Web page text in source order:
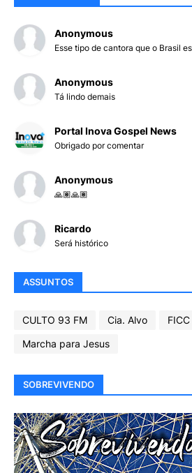
Anonymous
Esse tipo de cantora que o Brasil
Anonymous
Tá lindo demais
Portal Inova Gospel News
Obrigado por comentar
Anonymous
🙏🏽🙏🏽
Ricardo
Será histórico
ASSUNTOS
CULTO 93 FM Cia. Alvo
FICC
Marcha para Jesus
SOBREVIVENDO